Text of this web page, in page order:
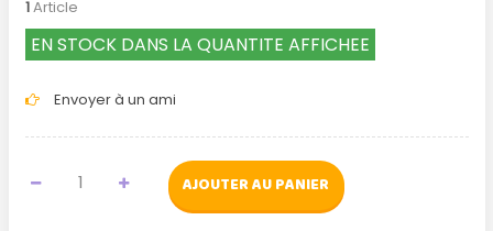
1Article
EN STOCK DANS LA QUANTITE AFFICHEE
Envoyer à un ami
AJOUTER AU PANIER